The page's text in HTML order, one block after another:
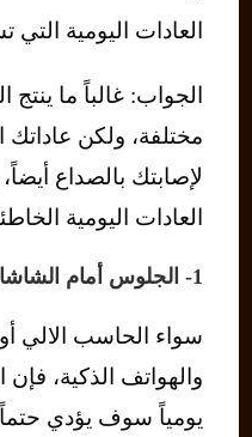
العادات اليومية
الجواب: غالباً ما
مختلفة، ولكن عاداتك
لإصابتك بالصداع
العادات اليومية
1- الجلوس أمام الشاشات لساعات طويلة
سواء الحاسب الالي أو
والهواتف الذكية، فإن
يومياً سوف يؤدي حتماً